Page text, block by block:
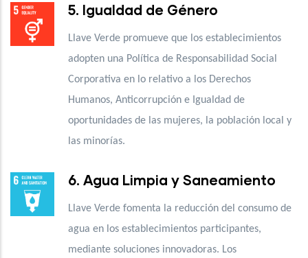
5. Igualdad de Género
Llave Verde promueve que los establecimientos
adopten una Política de Responsabilidad Social
Corporativa en lo relativo a los Derechos
Humanos, Anticorrupción e Igualdad de
oportunidades de las mujeres, la población local y
las minorías.
6. Agua Limpia y Saneamiento
Llave Verde fomenta la reducción del consumo de
agua en los establecimientos participantes,
mediante soluciones innovadoras. Los